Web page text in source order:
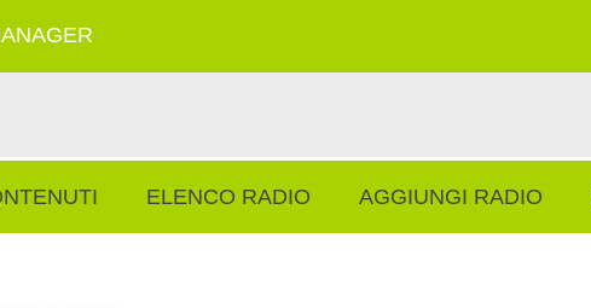
ELENCO RADIO AGGIUNGI RADIO